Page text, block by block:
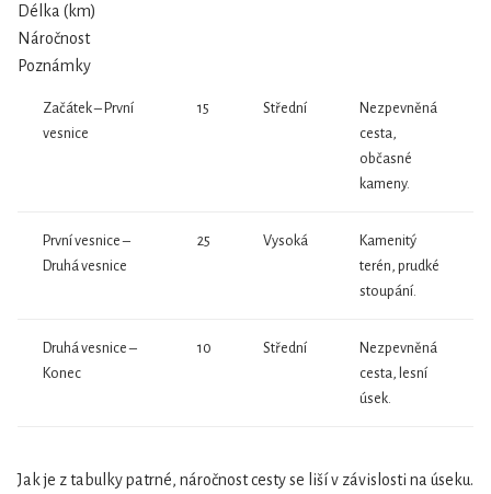
Délka (km)
Náročnost
Poznámky
Začátek – První
vesnice
15 Střední
Nezpevněná
cesta,
občasné
kameny.
První vesnice –
Druhá vesnice
25 Vysoká
Kamenitý
terén, prudké
stoupání.
Druhá vesnice –
Konec
10 Střední
Nezpevněná
cesta, lesní
úsek.
Jak je z tabulky patrné, náročnost cesty se liší v závislosti na úseku.